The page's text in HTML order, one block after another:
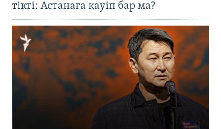
тікті: Астанаға қауіп бар ма?